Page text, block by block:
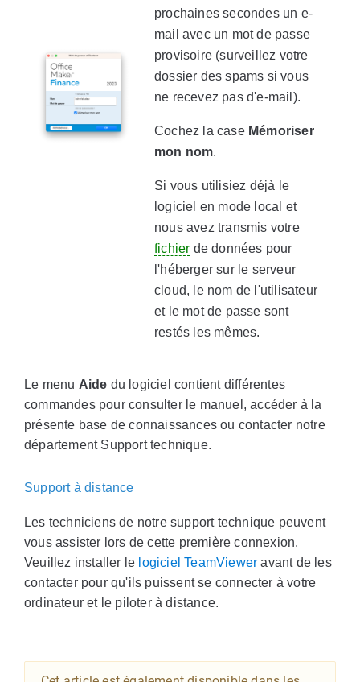
prochaines secondes un e-
mail avec un mot de passe
provisoire (surveillez votre
dossier des spams si vous
ne recevez pas d'e-mail).
Cochez la case Mémoriser
mon nom.
Si vous utilisiez déjà le
logiciel en mode local et
nous avez transmis votre
fichier de données pour
l'héberger sur le serveur
cloud, le nom de l'utilisateur
et le mot de passe sont
restés les mêmes.
Le menu Aide du logiciel contient différentes
commandes pour consulter le manuel, accéder à la
présente base de connaissances ou contacter notre
département Support technique.
Support à distance
Les techniciens de notre support technique peuvent
vous assister lors de cette première connexion.
Veuillez installer le logiciel TeamViewer avant de les
contacter pour qu'ils puissent se connecter à votre
ordinateur et le piloter à distance.